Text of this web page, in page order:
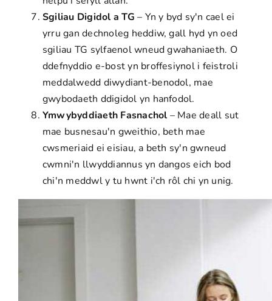
Sgiliau Digidol a TG – Yn y byd sy'n cael ei
yrru gan dechnoleg heddiw, gall hyd yn oed
sgiliau TG sylfaenol wneud gwahaniaeth. O
ddefnyddio e-bost yn broffesiynol i feistroli
meddalwedd diwydiant-benodol, mae
gwybodaeth ddigidol yn hanfodol.
Ymwybyddiaeth Fasnachol – Mae deall sut
mae busnesau'n gweithio, beth mae
cwsmeriaid ei eisiau, a beth sy'n gwneud
cwmni'n llwyddiannus yn dangos eich bod
chi'n meddwl y tu hwnt i'ch rôl chi yn unig.